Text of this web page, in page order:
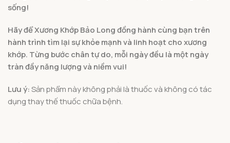
sống!
Hãy để Xương Khớp Bảo Long đồng hành cùng bạn trên
hành trình tìm lại sự khỏe mạnh và linh hoạt cho xương
khớp. Từng bước chân tự do, mỗi ngày đều là một ngày
tràn đầy năng lượng và niềm vui!
Lưu ý:Sản phẩm này không phải là thuốc và không có tác
dụng thay thế thuốc chữa bệnh.